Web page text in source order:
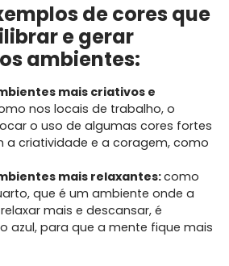
de cores que
e gerar
ambientes:
mais criativos e
nos locais de trabalho, o
o uso de algumas cores fortes
a criatividade e a coragem, como
mais relaxantes:como
que é um ambiente onde a
mais e descansar, é
azul, para que a mente fique mais